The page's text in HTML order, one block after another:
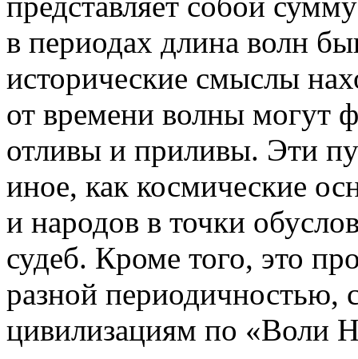
в периодах длина волн
исторические смыслы
от времени волны могут
отливы и приливы. Эти
иное, как космические
и народов в точки
судеб. Кроме того, это
разной периодичностью,
цивилизациям по «Воли